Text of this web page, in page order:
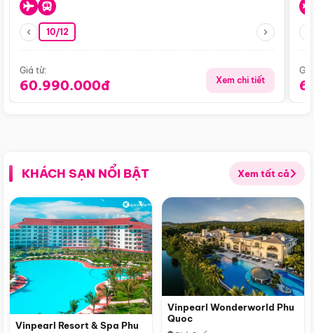
10/12
Giá từ:
60.990.000đ Xem chi tiết
KHÁCH SẠN NỔI BẬT Xem tất cả
Vinpearl Resort & Spa Phu
Vinpearl Wonderworld Phu
Quoc